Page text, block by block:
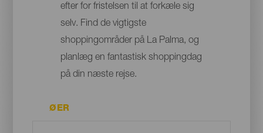
efter for fristelsen til at forkæle sig
selv. Find de vigtigste
shoppingområder på La Palma, og
planlæg en fantastisk shoppingdag
på din næste rejse.
ØER